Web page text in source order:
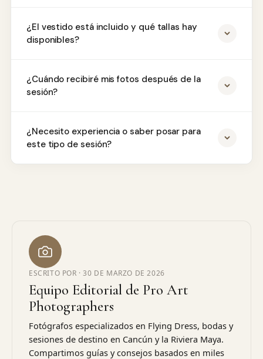
¿El vestido está incluido y qué tallas hay
disponibles?
¿Cuándo recibiré mis fotos después de la
sesión?
¿Necesito experiencia o saber posar para
este tipo de sesión?
ESCRITO POR ·30 DE MARZO DE 2026
Equipo Editorial de Pro Art
Photographers
Fotógrafos especializados en Flying Dress, bodas y
sesiones de destino en Cancún y la Riviera Maya.
Compartimos guías y consejos basados en miles